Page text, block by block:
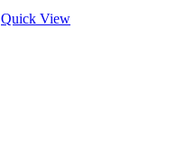
Quick View